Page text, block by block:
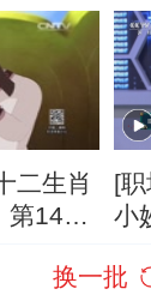
剧
二生肖
14集
[
小
换一批